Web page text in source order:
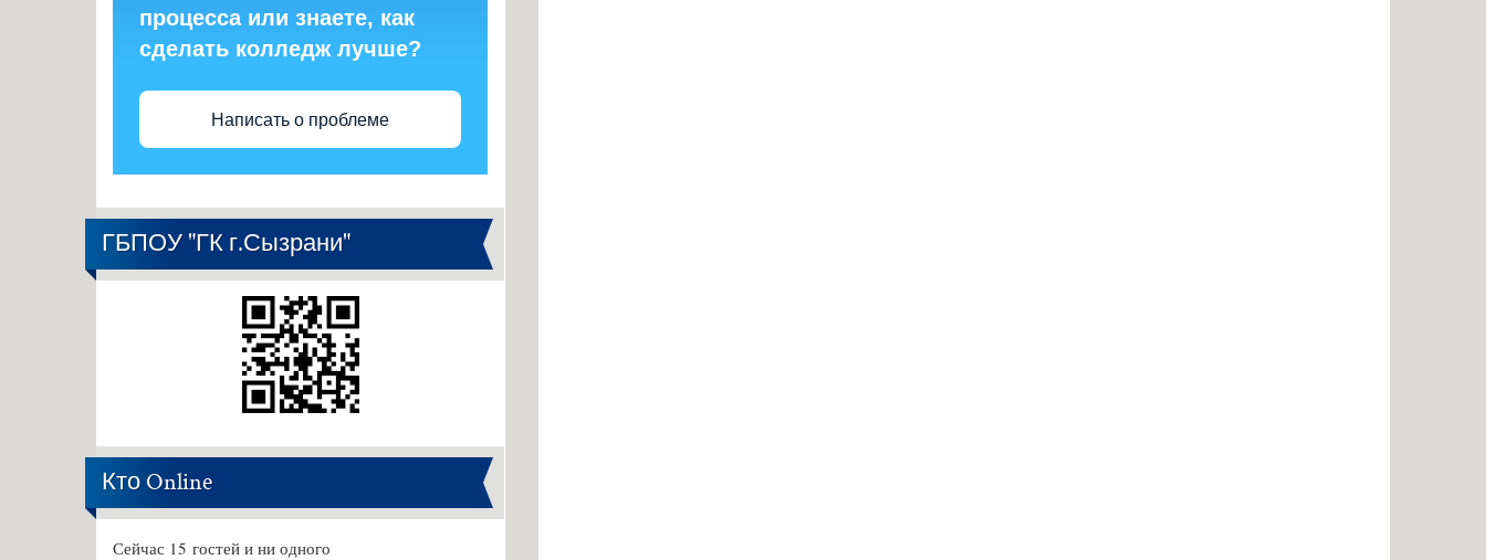
процесса или знаете, как
сделать колледж лучше?
Написать о проблеме
ГБПОУ "ГК г.Сызрани"
Кто Online
Сейчас 15 гостей и ни одного